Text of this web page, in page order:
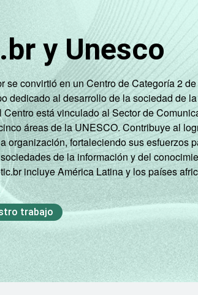
administrativas
serviços
complementares
Informação e
comunicação;
Artes, cultura,
esporte
e recreação;
Outras
atividades de
serviços
52
4.728 empresas com acesso à
F, G, H, I, J, L, M, N, R e S. Respostas
/ Não respondeu.
- set/dez 2010
y Unesco
se convirtió en un Centro de Categoría 2
dedicado al desarrollo de la sociedad de
está vinculado al Sector de
áreas de la UNESCO. Contribuye al
organización, fortaleciendo sus esfuerzos
de la información y del
incluye América Latina y los países
trabajo